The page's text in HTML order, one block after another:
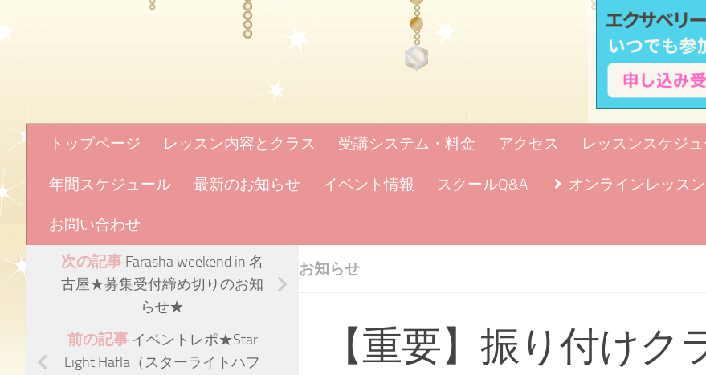
トップページ レッスン内容とクラス 受講システム・料金 アクセス レッスンスケジ
年間スケジュール 最新のお知らせ イベント情報 スクールQ&A オンラインレッス
お問い合わせ
お知らせ
【重要】振り付けク
次の記事 Farasha weekend in 名
古屋★募集受付締め切りのお知
らせ★
前の記事 イベントレポ★Star
Light Hafla（スターライトハフ